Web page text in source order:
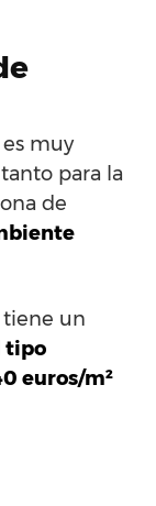
muy
para la
de
un
tipo
euros/m²